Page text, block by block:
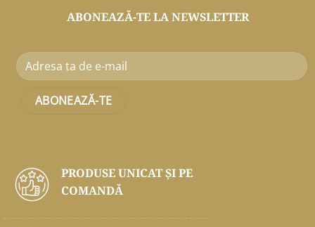
ABONEAZĂ-TE LA NEWSLETTER
PRODUSE UNICAT ŞI PE
COMANDĂ